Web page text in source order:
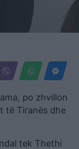
po zhvillon
të Tiranës dhe
tek Thethi